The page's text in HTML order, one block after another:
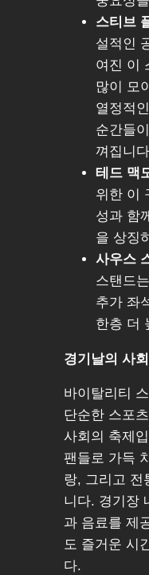
스티브
설적인
여진 이
많이 모
열정적
순간들
껴집니
테드 맥
위한 이
성과 함
을 상징
사우스
스탠드
추가 좌
한층 더
경기날의 사
바이탈리티
단순한 스포
사회의 축제
팬들로 가득
랑, 그리고 전
니다. 경기장
과 음료를 제
도 즐거운 시
다.